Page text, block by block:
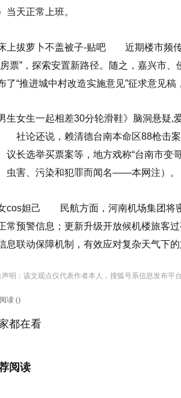
当天正常上班。
上拔萝卜不盖被子-贴吧 近期楼市频传
房票”，探索安置新路径。随之，嘉兴市
了“推进城中村改造实施意见”征求意见
男生女生一起相差30分轮滑鞋》脑洞悬疑
论还说，赖清德台南本命区88枪击案
议长选举买票案等，地方戏称“台南市变
虫害、污染和犯罪而闻名——本网注）。
cos妲己 民航方面，河南机场集团将
常预警信息；更新升级开放候机楼旅客
息联动保障机制，有效应对复杂天气下的
声明：该文观点仅代表作者本人，搜狐号系信息发布平
阅读 ()
都在看
阅读